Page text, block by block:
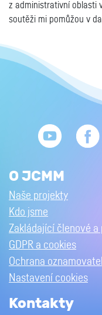
z administrativní oblasti
soutěži mi pomůžou v
O JCMM
Naše projekty
Kdo jsme
Zakládající členové a
GDPR a cookies
Ochrana
Nastavení cookies
Kontakty